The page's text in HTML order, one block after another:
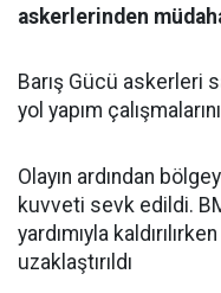
askerlerinden
Barış Gücü askerleri
yol yapım
Olayın ardından
kuvveti sevk edildi.
yardımıyla
uzaklaştırıldı